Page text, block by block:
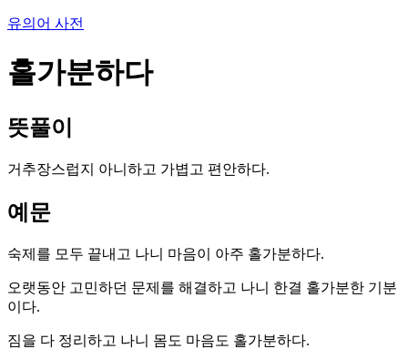
유의어 사전
홀가분하다
뜻풀이
거추장스럽지 아니하고 가볍고 편안하다.
예문
숙제를 모두 끝내고 나니 마음이 아주 홀가분하다.
오랫동안 고민하던 문제를 해결하고 나니 한결 홀가분한 기분
이다.
짐을 다 정리하고 나니 몸도 마음도 홀가분하다.